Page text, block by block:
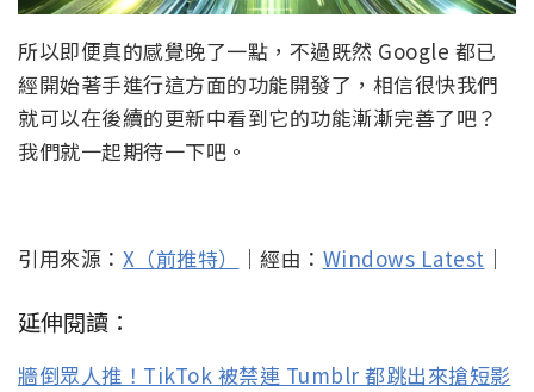
所以即便真的感覺晚了一點，不過既然 Google 都已
經開始著手進行這方面的功能開發了，相信很快我們
就可以在後續的更新中看到它的功能漸漸完善了吧？
我們就一起期待一下吧。
引用來源： X（前推特） ｜經由： Windows Latest ｜
延伸閱讀：
牆倒眾人推！TikTok 被禁連 Tumblr 都跳出來搶短影